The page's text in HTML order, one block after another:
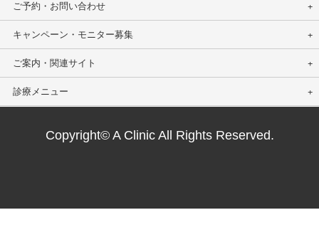
ご予約・お問い合わせ
キャンペーン・モニター募集
ご案内・関連サイト
診療メニュー
Copyright© A Clinic All Rights Reserved.